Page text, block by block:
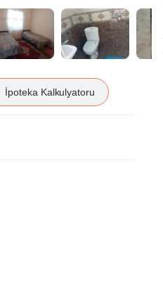
İpoteka Kalkulyatoru